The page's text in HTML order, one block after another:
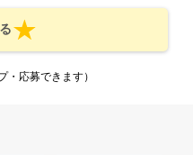
・応募できます）